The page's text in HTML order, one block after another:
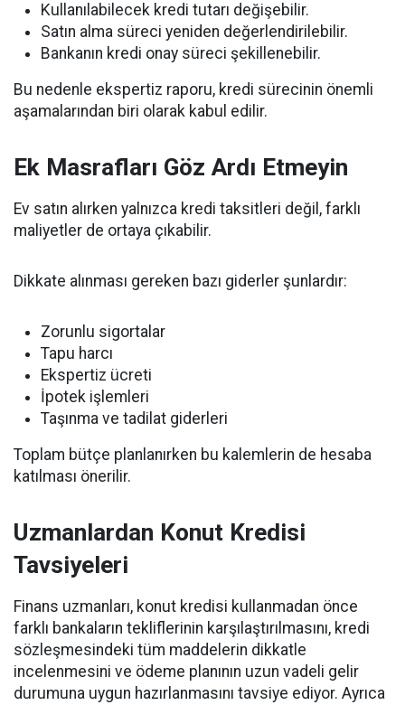
Kullanılabilecek kredi tutarı değişebilir.
Satın alma süreci yeniden değerlendirilebilir.
Bankanın kredi onay süreci şekillenebilir.
Bu nedenle ekspertiz raporu, kredi sürecinin önemli
aşamalarından biri olarak kabul edilir.
Ek Masrafları Göz Ardı Etmeyin
Ev satın alırken yalnızca kredi taksitleri değil, farklı
maliyetler de ortaya çıkabilir.
Dikkate alınması gereken bazı giderler şunlardır:
Zorunlu sigortalar
Tapu harcı
Ekspertiz ücreti
İpotek işlemleri
Taşınma ve tadilat giderleri
Toplam bütçe planlanırken bu kalemlerin de hesaba
katılması önerilir.
Uzmanlardan Konut Kredisi
Tavsiyeleri
Finans uzmanları, konut kredisi kullanmadan önce
farklı bankaların tekliflerinin karşılaştırılmasını, kredi
sözleşmesindeki tüm maddelerin dikkatle
incelenmesini ve ödeme planının uzun vadeli gelir
durumuna uygun hazırlanmasını tavsiye ediyor. Ayrıca